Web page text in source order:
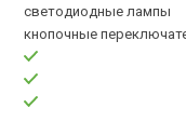
светодиодные лампы
кнопочные